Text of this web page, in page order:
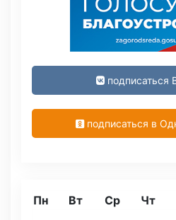
подписаться
подписаться в
Пн Вт Ср Чт